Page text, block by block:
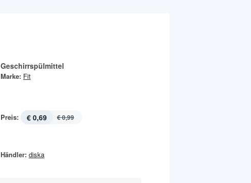
Geschirrspülmittel
Marke: Fit
Preis: € 0,69 € 0,99
Händler: diska